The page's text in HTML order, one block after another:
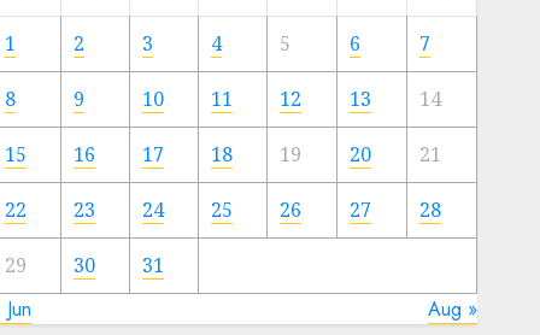
Artis
Kota
23/11/2024
0
1 2 3 4 5 6 7
8 9 10 11 12 13 14
15 16 17 18 19 20 21
22 23 24 25 26 27 28
29 30 31
Jun Aug »